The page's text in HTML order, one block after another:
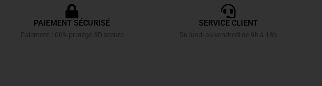
PAIEMENT SÉCURISÉ
Paiement 100% protégé 3D secure
SERVICE CLIENT
Du lundi au vendredi de 9h à 18h